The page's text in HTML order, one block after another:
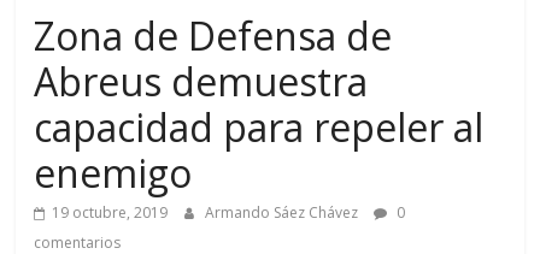
Zona de Defensa de
Abreus demuestra
capacidad para repeler al
enemigo
19 octubre, 2019 Armando Sáez Chávez
0
comentarios